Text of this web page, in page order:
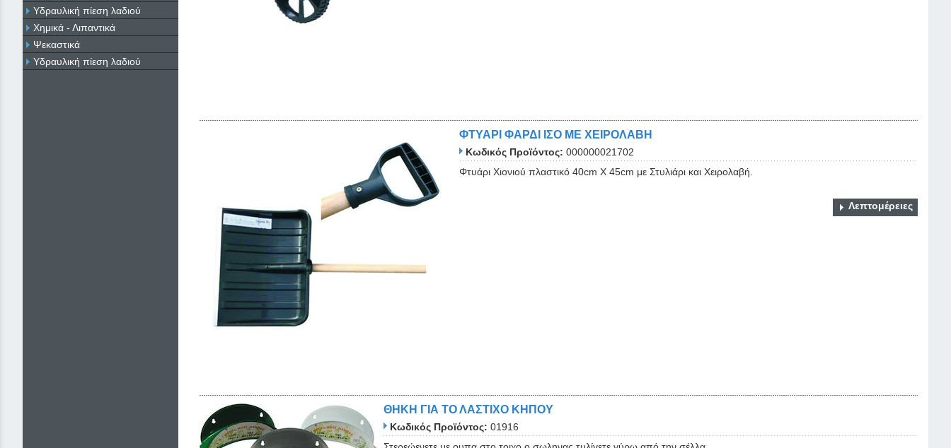
Υδραυλική πίεση λαδιού
Χημικά - Λιπαντικά
Ψεκαστικά
Υδραυλική πίεση λαδιού
ΦΤΥΑΡΙ ΦΑΡΔΙ ΙΣΟ ΜΕ ΧΕΙΡΟΛΑΒΗ
Κωδικός Προϊόντος: 000000021702
Φτυάρι Χιονιού πλαστικό 40cm Χ 45cm με Στυλιάρι και Χειρολαβή.
Λεπτομέρειες
ΘΗΚΗ ΓΙΑ ΤΟ ΛΑΣΤΙΧΟ ΚΗΠΟΥ
Κωδικός Προϊόντος: 01916